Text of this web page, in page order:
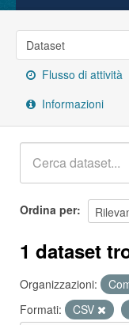
Dataset
Flusso di attività
Informazioni
Ordina per
1 dataset
Organizzazioni:
Formati:
CSV